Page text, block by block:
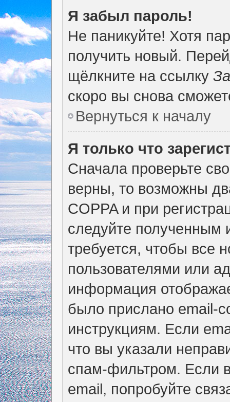
Я забыл пароль!
Не паникуйте! Хотя
получить новый.
щёлкните на ссылку
скоро вы снова
Вернуться к началу
Я только что
Сначала проверьте
верны, то возможны
COPPA и при
следуйте полученным
требуется, чтобы все
пользователями или
информация
было прислано email-
инструкциям. Если
что вы указали
спам-фильтром. Если
email, попробуйте